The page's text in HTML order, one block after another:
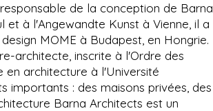
de la conception de Barna
à l'Angewandte Kunst à Vienne, il a
MOME à Budapest, en Hongrie.
architecte, inscrite à l'Ordre des
en architecture à l'Université
importants : des maisons privées, des
Barna Architects est un